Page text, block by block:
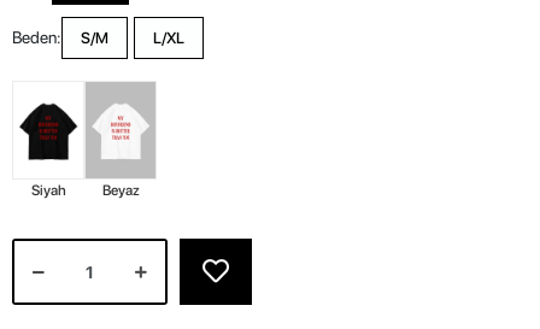
Beden: S/M L/XL
Siyah Beyaz